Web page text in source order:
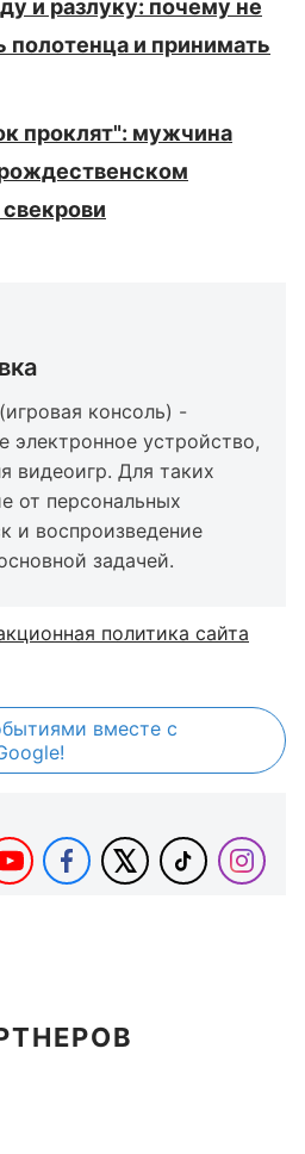
и разлуку: почему не
полотенца и принимать
проклят": мужчина
консоль) -
электронное устройство,
видеоигр. Для таких
от персональных
и воспроизведение
задачей.
политика сайта
вместе с